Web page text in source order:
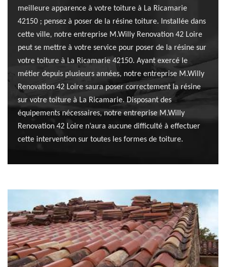
meilleure apparence à votre toiture à La Ricamarie
42150 ; pensez à poser de la résine toiture. Installée dans
cette ville, notre entreprise M.Willy Renovation 42 Loire
peut se mettre à votre service pour poser de la résine sur
votre toiture à La Ricamarie 42150. Ayant exercé le
métier depuis plusieurs années, notre entreprise M.Willy
Renovation 42 Loire saura poser correctement la résine
sur votre toiture à La Ricamarie. Disposant des
équipements nécessaires, notre entreprise M.Willy
Renovation 42 Loire n’aura aucune difficulté à effectuer
cette intervention sur toutes les formes de toiture.